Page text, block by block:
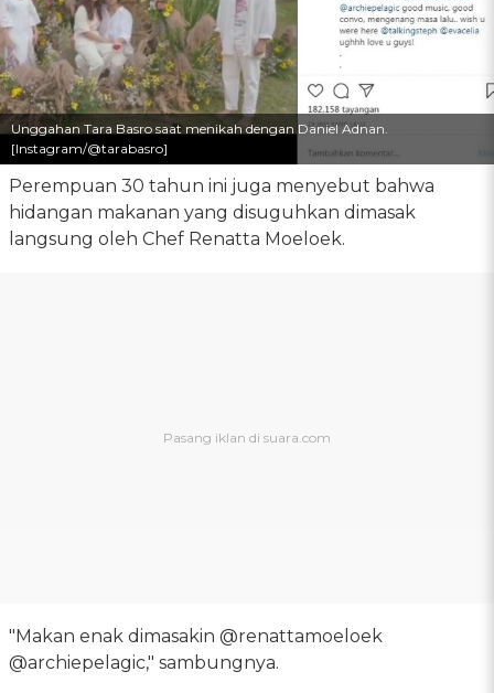
Unggahan Tara Basro saat menikah dengan Daniel Adnan.
[Instagram/@tarabasro]
Perempuan 30 tahun ini juga menyebut bahwa
hidangan makanan yang disuguhkan dimasak
langsung oleh Chef Renatta Moeloek.
"Makan enak dimasakin @renattamoeloek
@archiepelagic," sambungnya.